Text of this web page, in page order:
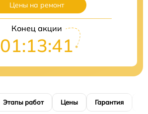
Цены на ремонт
Конец акции
01:13:40
Этапы работ Цены Гарантия